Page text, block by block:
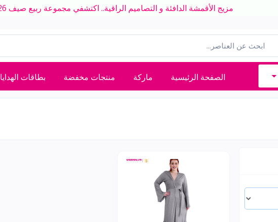
مزيج الأقمشة الدافئة و التصاميم الراقية.. اكتشفي مجموعة ربيع صيف 2026 الجديدة بلمسة عصرية
الصفحة الرئيسية ماركة منتجات مخفضة بطاقات الهدايا